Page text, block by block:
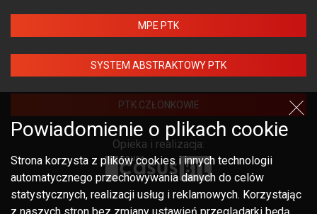
MPE PTK
SYSTEM ABSTRAKTOWY PTK
PTK CZŁONKOWIE
Opieka i realizacja:
Powiadomienie o plikach cookie
Strona korzysta z plików cookies i innych technologii
automatycznego przechowywania danych do celów
statystycznych, realizacji usług i reklamowych. Korzystając